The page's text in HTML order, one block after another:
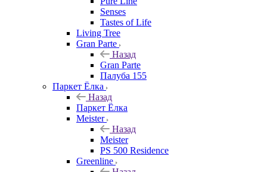
Senses
Tastes of Life
Living Tree
Gran Parte
Назад
Gran Parte
Палуба 155
Паркет Ёлка
Назад
Паркет Ёлка
Meister
Назад
Meister
PS 500 Residence
Greenline